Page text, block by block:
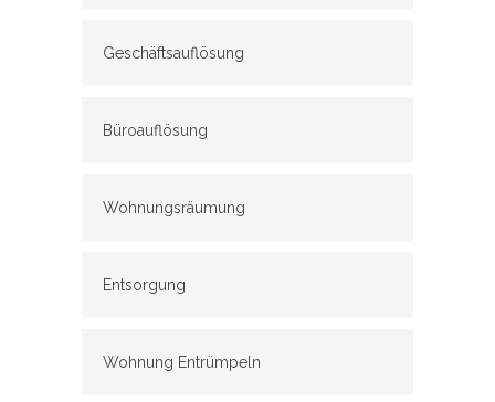
Geschäftsauflösung
Büroauflösung
Wohnungsräumung
Entsorgung
Wohnung Entrümpeln